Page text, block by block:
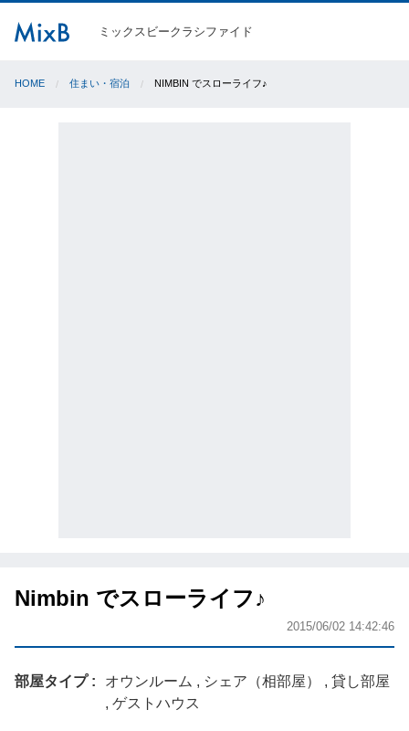
ミックスビークラシファイド
HOME 住まい・宿泊 NIMBIN でスローライフ♪
Nimbin でスローライフ♪
2015/06/02 14:42:46
部屋タイプ
オウンルーム , シェア（相部屋） , 貸し部屋
, ゲストハウス